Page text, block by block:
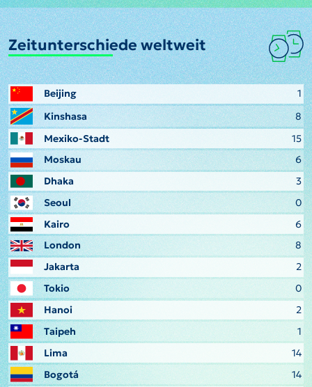
Zeitunterschiede weltweit
Beijing
1
Kinshasa
8
Mexiko-Stadt
15
Moskau
6
Dhaka
3
Seoul
0
Kairo
6
London
8
Jakarta
2
Tokio
0
Hanoi
2
Taipeh
1
Lima
14
Bogotá
14